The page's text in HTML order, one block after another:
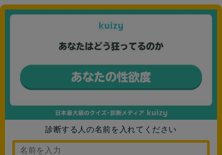
診断する人の名前を入れてください